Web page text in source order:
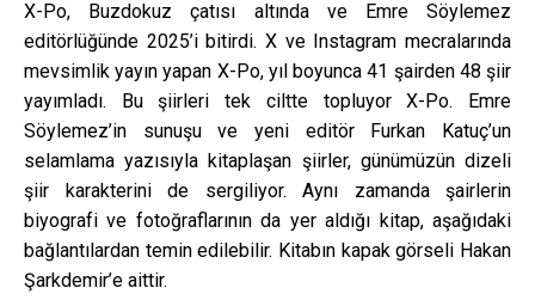
X-Po, Buzdokuz çatısı altında ve Emre Söylemez
editörlüğünde 2025’i bitirdi. X ve Instagram mecralarında
mevsimlik yayın yapan X-Po, yıl boyunca 41 şairden 48 şiir
yayımladı. Bu şiirleri tek ciltte topluyor X-Po. Emre
Söylemez’in sunuşu ve yeni editör Furkan Katuç’un
selamlama yazısıyla kitaplaşan şiirler, günümüzün dizeli
şiir karakterini de sergiliyor. Aynı zamanda şairlerin
biyografi ve fotoğraflarının da yer aldığı kitap, aşağıdaki
bağlantılardan temin edilebilir. Kitabın kapak görseli Hakan
Şarkdemir’e aittir.